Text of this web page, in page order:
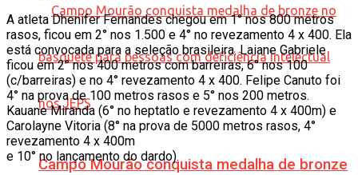
Campo Mourão conquista medalha de bronze
A atleta Dhenifer Fernandes chegou em 1° nos 800 metros
rasos, ficou em 2° nos 1.500 e 4° no revezamento 4 x 400. Ela
está convocada para a seleção brasileira. Laiane Gabriele
ficou em 2° nos 400 metros com barreiras, 6° nos 100
(c/barreiras) e no 4° revezamento 4 x 400. Felipe Canuto foi
4° na prova de 100 metros rasos e 5° nos 200 metros.
Kauane Miranda (6° no heptatlo e revezamento 4 x 400m) e
Carolayne Vitoria (8° na prova de 5000 metros rasos, 4°
revezamento 4 x 400m
e 10° no lançamento do dardo).